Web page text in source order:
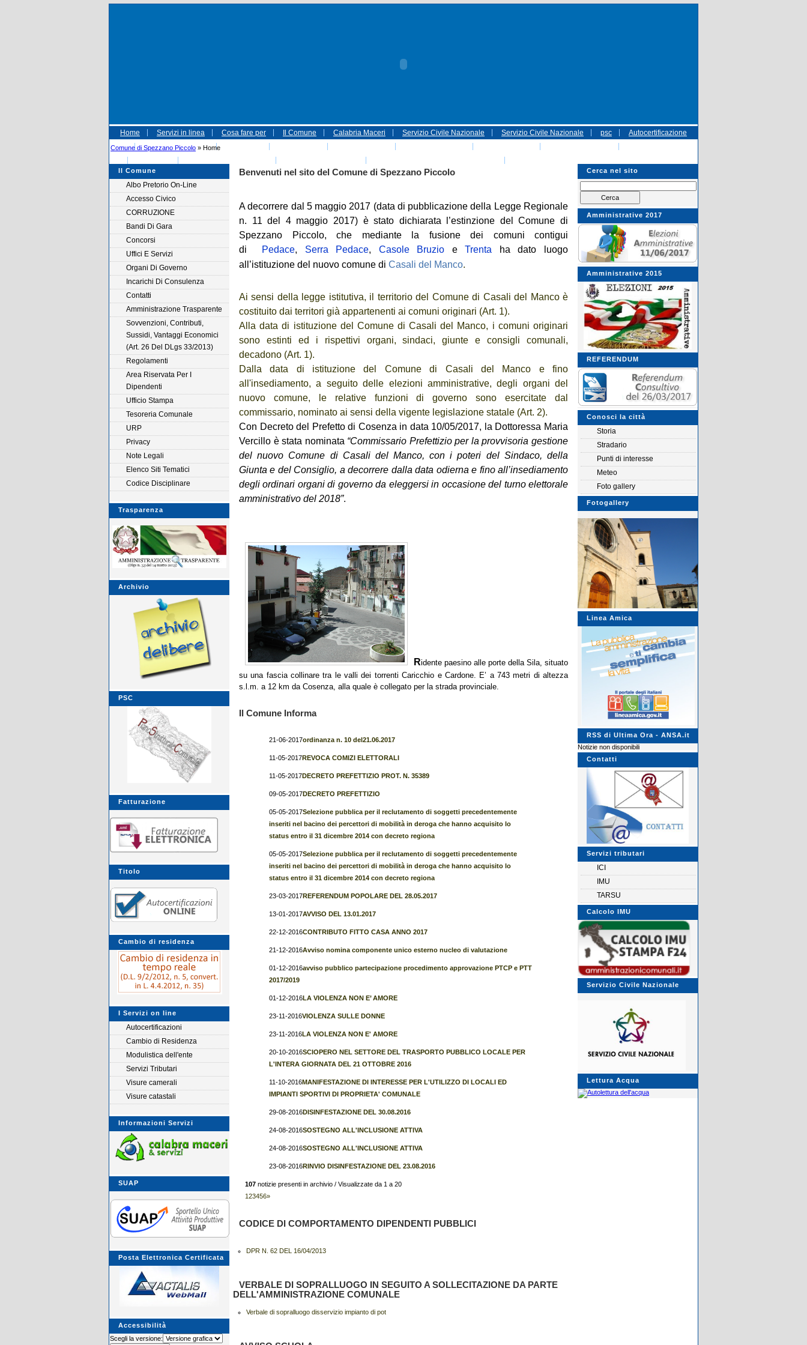
Home Servizi in linea Cosa fare per Il Comune Calabria Maceri Servizio Civile Nazionale Servizio Civile Nazionale psc
Autocertificazione
Amministrative 2015
Comune di Spezzano Piccolo » Home
Il Comune
Albo Pretorio On-Line
Accesso Civico
CORRUZIONE
Bandi Di Gara
Concorsi
Uffici E Servizi
Organi Di Governo
Incarichi Di Consulenza
Contatti
Amministrazione Trasparente
Sovvenzioni, Contributi,
Sussidi, Vantaggi Economici
(Art. 26 Del DLgs 33/2013)
Regolamenti
Area Riservata Per I
Dipendenti
Ufficio Stampa
Tesoreria Comunale
URP
Privacy
Note Legali
Elenco Siti Tematici
Codice Disciplinare
Trasparenza
Archivio
PSC
Fatturazione
Titolo
Cambio di residenza
I Servizi on line
Autocertificazioni
Cambio di Residenza
Modulistica dell'ente
Servizi Tributari
Visure camerali
Visure catastali
Informazioni Servizi
SUAP
Posta Elettronica Certificata
Accessibilità
Scegli la versione:
Cerca nel sito
Amministrative 2017
Amministrative 2015
REFERENDUM
Conosci la città
Storia
Stradario
Punti di interesse
Meteo
Foto gallery
Fotogallery
Linea Amica
RSS di Ultima Ora - ANSA.it
Notizie non disponibili
Contatti
Servizi tributari
ICI
IMU
TARSU
Calcolo IMU
Servizio Civile Nazionale
Lettura Acqua
Benvenuti nel sito del Comune di Spezzano Piccolo
A decorrere dal 5 maggio 2017 (data di pubblicazione della Legge Regionale
n. 11 del 4 maggio 2017) è stato dichiarata l’estinzione del Comune di
Spezzano Piccolo,
che mediante la fusione dei comuni contigui
di
Pedace, Serra Pedace, Casole Bruzio e Trenta ha dato luogo
all’istituzione del nuovo comune di Casali del Manco.
Ai sensi della legge istitutiva, il territorio del Comune di Casali del Manco è
costituito dai territori già appartenenti ai comuni originari (Art. 1).
Alla data di istituzione del Comune di Casali del Manco, i comuni originari
sono estinti ed i rispettivi organi, sindaci, giunte e consigli comunali,
decadono (Art. 1).
Dalla data di istituzione del Comune di Casali del Manco e fino
all'insediamento, a seguito delle elezioni amministrative, degli organi del
nuovo comune, le relative funzioni di governo sono esercitate dal
commissario, nominato ai sensi della vigente legislazione statale (Art. 2).
Con Decreto del Prefetto di Cosenza in data 10/05/2017, la Dottoressa Maria
Vercillo è stata nominata “Commissario Prefettizio per la provvisoria gestione
del nuovo Comune di Casali del Manco, con i poteri del Sindaco, della
Giunta e del Consiglio, a decorrere dalla data odierna e fino all’insediamento
degli ordinari organi di governo da eleggersi in occasione del turno elettorale
amministrativo del 2018”.
Ridente paesino alle porte della Sila, situato
su una fascia collinare tra le valli dei torrenti Caricchio e Cardone. E’ a 743 metri di altezza
s.l.m. a 12 km da Cosenza, alla quale è collegato per la strada provinciale.
Il Comune Informa
21-06-2017ordinanza n. 10 del21.06.2017
11-05-2017REVOCA COMIZI ELETTORALI
11-05-2017DECRETO PREFETTIZIO PROT. N. 35389
09-05-2017DECRETO PREFETTIZIO
05-05-2017Selezione pubblica per il reclutamento di soggetti precedentemente
inseriti nel bacino dei percettori di mobilità in deroga che hanno acquisito lo
status entro il 31 dicembre 2014 con decreto regiona
05-05-2017Selezione pubblica per il reclutamento di soggetti precedentemente
inseriti nel bacino dei percettori di mobilità in deroga che hanno acquisito lo
status entro il 31 dicembre 2014 con decreto regiona
23-03-2017REFERENDUM POPOLARE DEL 28.05.2017
13-01-2017AVVISO DEL 13.01.2017
22-12-2016CONTRIBUTO FITTO CASA ANNO 2017
21-12-2016Avviso nomina componente unico esterno nucleo di valutazione
01-12-2016avviso pubblico partecipazione procedimento approvazione PTCP e PTT
2017/2019
01-12-2016LA VIOLENZA NON E’ AMORE
23-11-2016VIOLENZA SULLE DONNE
23-11-2016LA VIOLENZA NON E' AMORE
20-10-2016SCIOPERO NEL SETTORE DEL TRASPORTO PUBBLICO LOCALE PER
L'INTERA GIORNATA DEL 21 OTTOBRE 2016
11-10-2016MANIFESTAZIONE DI INTERESSE PER L'UTILIZZO DI LOCALI ED
IMPIANTI SPORTIVI DI PROPRIETA' COMUNALE
29-08-2016DISINFESTAZIONE DEL 30.08.2016
24-08-2016SOSTEGNO ALL'INCLUSIONE ATTIVA
24-08-2016SOSTEGNO ALL'INCLUSIONE ATTIVA
23-08-2016RINVIO DISINFESTAZIONE DEL 23.08.2016
107 notizie presenti in archivio / Visualizzate da 1 a 20
123456»
CODICE DI COMPORTAMENTO DIPENDENTI PUBBLICI
DPR N. 62 DEL 16/04/2013
VERBALE DI SOPRALLUOGO IN SEGUITO A SOLLECITAZIONE DA PARTE
DELL'AMMINISTRAZIONE COMUNALE
Verbale di sopralluogo disservizio impianto di pot